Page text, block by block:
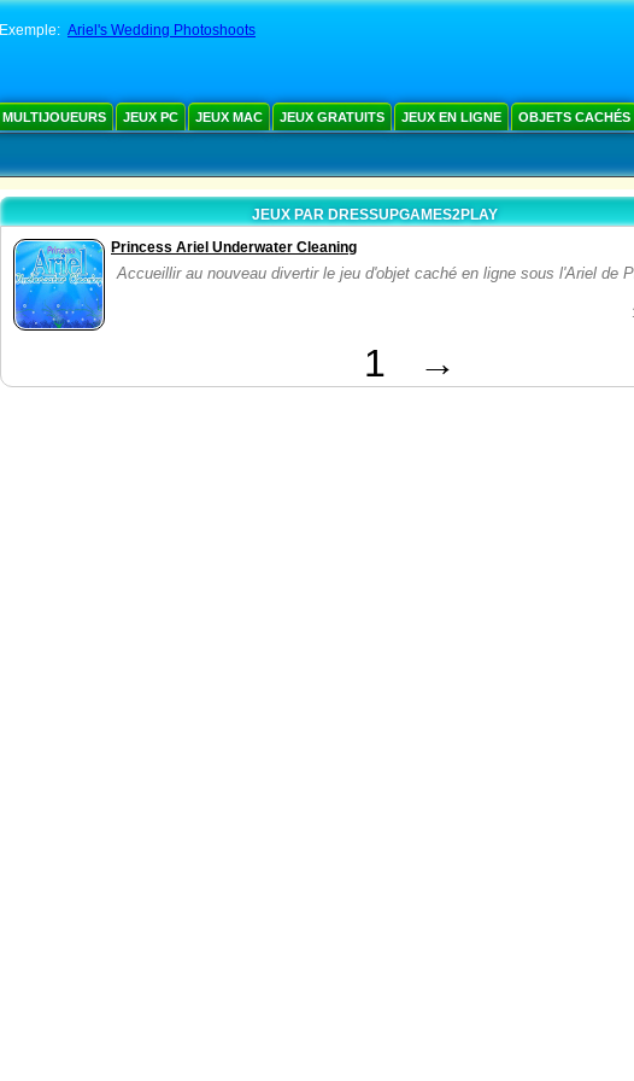
Exemple: Ariel's Wedding Photoshoots
MULTIJOUEURS JEUX PC JEUX MAC JEUX GRATUITS JEUX EN LIGNE OBJETS CACHÉS
JEUX PAR DRESSUPGAMES2PLAY
Princess Ariel Underwater Cleaning
Accueillir au nouveau divertir le jeu d'objet caché en ligne sous l'Ariel de
1 →